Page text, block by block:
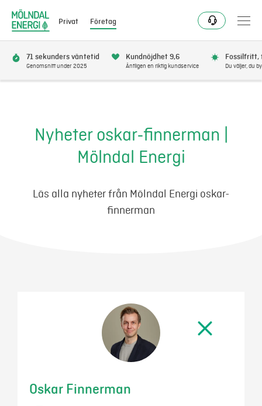
Privat Företag
Fjärrvärme & kyla
Energitjänster
71 sekunders väntetid
Genomsnitt under 2025
Kundnöjdhet 9,6
Äntligen en riktig kundservice
Fossilfritt,
Du väljer, du
Nyheter oskar-finnerman |
Mölndal Energi
Läs alla nyheter från Mölndal Energi oskar-
finnerman
Oskar Finnerman